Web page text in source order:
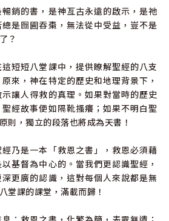
銷的書，是神亙古永遠的啟示，是祂
是囫圇吞棗，無法從中受益，豈不是
？
短短八堂課中，提供瞭解聖經的八支
來，神在特定的歷史和地理背景下，
讓人得救的真理。如果對當時的歷史
經故事便如隔靴搔癢；如果不明白聖
則，獨立的段落也將成為天書！
乃是一本「救恩之書」，救恩必須藉
基督為中心的。當我們更認識聖經，
更廣的認識，這對每個人來說都是無
堂課的課堂，滿載而歸！